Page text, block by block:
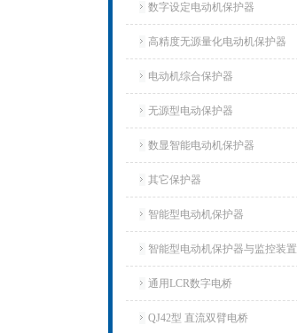
数字设定电动机保护器
高精度无源量化电动机保护器
电动机综合保护器
无源型电动保护器
数显智能电动机保护器
其它保护器
智能型电动机保护器
智能型电动机保护器与监控装置
通用LCR数字电桥
QJ42型 直流双臂电桥